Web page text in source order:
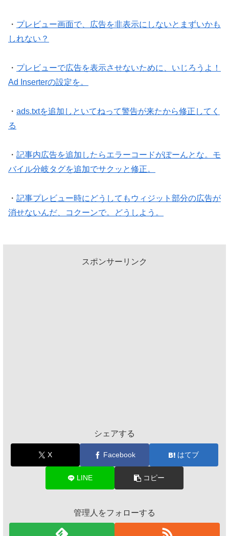
・ プレビュー画面で、広告を非表示にしないとまずいかも
しれない？
・ プレビューで広告を表示させないために、いじろうよ！
Ad Inserterの設定を。
・ ads.txtを追加しといてねって警告が来たから修正してく
る
・ 記事内広告を追加したらエラーコードがぽーんとな。モ
バイル分岐タグを追加でサクッと修正。
・ 記事プレビュー時にどうしてもウィジット部分の広告が
消せないんだ、コクーンで。どうしよう。
スポンサーリンク
シェアする
X Facebook はてブ
LINE コピー
管理人をフォローする